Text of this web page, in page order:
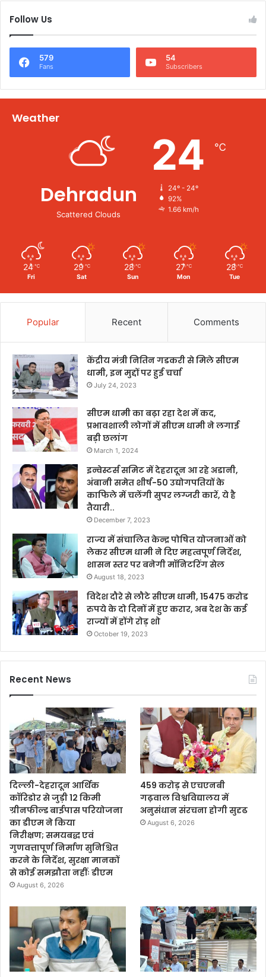
Follow Us
579
Fans
54
Subscribers
Weather
Dehradun
Scattered Clouds
24 ℃
24º - 24º
92%
1.66 km/h
24 ℃
Fri
29 ℃
Sat
28 ℃
Sun
27 ℃
Mon
28 ℃
Tue
Popular Recent Comments
केंद्रीय मंत्री नितिन गडकरी से मिले सीएम
धामी, इन मुद्दों पर हुई चर्चा
July 24, 2023
सीएम धामी का बढ़ा रहा देश में कद,
प्रभावशाली लोगों में सीएम धामी ने लगाई
बड़ी छलांग
March 1, 2024
इन्वेस्टर्स समिट में देहरादून आ रहे अडानी,
अंबानी समेत शीर्ष-50 उद्योगपतियों के
काफिले में चलेंगी सुपर लग्जरी कारें, ये है
तैयारी..
December 7, 2023
राज्य में संचालित केन्द्र पोषित योजनाओं को
लेकर सीएम धामी ने दिए महत्वपूर्ण निर्देश,
शासन स्तर पर बनेगी मॉनिटरिंग सेल
August 18, 2023
विदेश दौरे से लौटे सीएम धामी, 15475 करोड
रुपये के दो दिनों में हुए करार, अब देश के कई
राज्यों में होंगे रोड़ शो
October 19, 2023
Recent News
दिल्ली-देहरादून आर्थिक
कॉरिडोर से जुड़ी 12 किमी
ग्रीनफील्ड बाईपास परियोजना
का डीएम ने किया
निरीक्षण; समयबद्ध एवं
गुणवत्तापूर्ण निर्माण सुनिश्चित
करने के निर्देश, सुरक्षा मानकों
से कोई समझौता नहींः डीएम
August 6, 2026
459 करोड़ से एचएनबी
गढ़वाल विश्वविद्यालय में
अनुसंधान संरचना होगी सुदृढ
August 6, 2026